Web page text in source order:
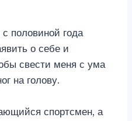
половиной года
о себе и
свести меня с ума
на голову.
спортсмен, а